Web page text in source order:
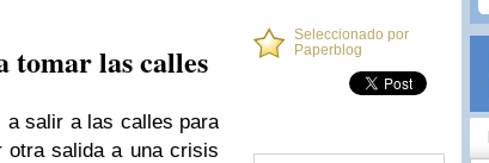
tomar las calles
a salir a las calles para
otra salida a una crisis
Seleccionado por
Paperblog